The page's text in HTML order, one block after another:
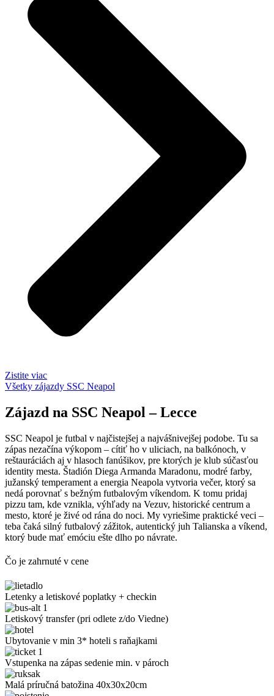
Zistite viac
Všetky zájazdy SSC Neapol
Zájazd na SSC Neapol – Lecce
SSC Neapol je futbal v najčistejšej a najvášnivejšej podobe. Tu sa
zápas nezačína výkopom – cítiť ho v uliciach, na balkónoch, v
reštauráciách aj v hlasoch fanúšikov, pre ktorých je klub súčasťou
identity mesta. Štadión Diega Armanda Maradonu, modré farby,
južanský temperament a energia Neapola vytvoria večer, ktorý sa
nedá porovnať s bežným futbalovým víkendom. K tomu pridaj
pizzu tam, kde vznikla, výhľady na Vezuv, historické centrum a
mesto, ktoré je živé od rána do noci. My vyriešime praktické veci –
teba čaká silný futbalový zážitok, autentický juh Talianska a víkend,
ktorý bude mať emóciu ešte dlho po návrate.
Čo je zahrnuté v cene
Letenky a letiskové poplatky + checkin
Letiskový transfer (pri odlete z/do Viedne)
Ubytovanie v min 3* hoteli s raňajkami
Vstupenka na zápas sedenie min. v pároch
Malá príručná batožina 40x30x20cm